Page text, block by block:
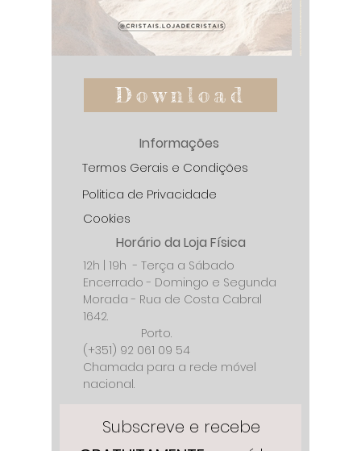
Download
Informações
Termos Gerais e Condições
Politica de Privacidade
Cookies
Horário da Loja Física
12h | 19h - Terça a Sábado
Encerrado - Domingo e Segunda
Morada - Rua de Costa Cabral
1642.
Porto.
(+351) 92 061 09 54
Chamada para a rede móvel
nacional.
Subscreve e recebe